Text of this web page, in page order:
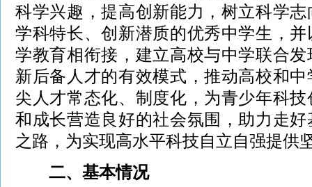
科学兴趣，提高创新能力，树立科学
学科特长、创新潜质的优秀中学生，
学教育相衔接，建立高校与中学联合
新后备人才的有效模式，推动高校和
尖人才常态化、制度化，为青少年科
和成长营造良好的社会氛围，助力走
之路，为实现高水平科技自立自强提供
二、基本情况